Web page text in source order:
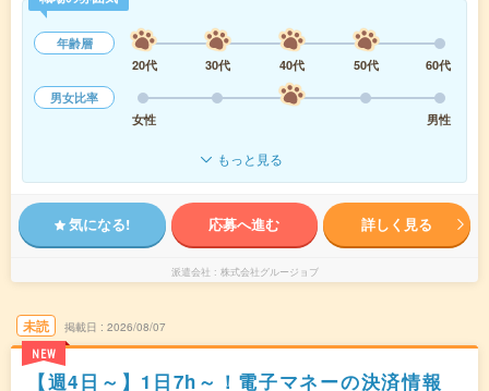
年齢層
20代
30代 40代 50代
60代
男女比率
女性
男性
もっと見る
気になる! 応募へ進む 詳しく見る
派遣会社 株式会社グルージョブ
未読
NEW
掲載日 2026/08/07
【週4日～】1日7h～！電子マネーの決済情報